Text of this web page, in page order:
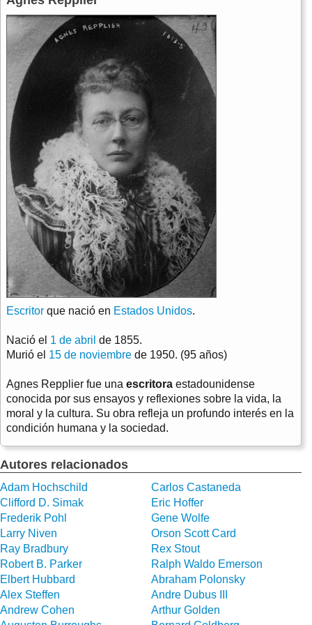
Escritor que nació en Estados Unidos.
Nació el 1 de abril de 1855.
Murió el 15 de noviembre de 1950. (95 años)
Agnes Repplier fue una escritora estadounidense
conocida por sus ensayos y reflexiones sobre la vida, la
moral y la cultura. Su obra refleja un profundo interés en la
condición humana y la sociedad.
Autores relacionados
Adam Hochschild
Carlos Castaneda
Clifford D. Simak
Eric Hoffer
Frederik Pohl
Gene Wolfe
Larry Niven
Orson Scott Card
Ray Bradbury
Rex Stout
Robert B. Parker
Ralph Waldo Emerson
Elbert Hubbard
Abraham Polonsky
Alex Steffen
Andre Dubus III
Andrew Cohen
Arthur Golden